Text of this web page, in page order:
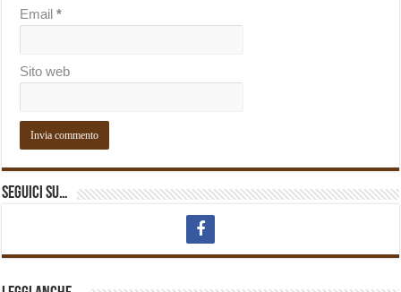
Email*
Sito web
Seguici su…